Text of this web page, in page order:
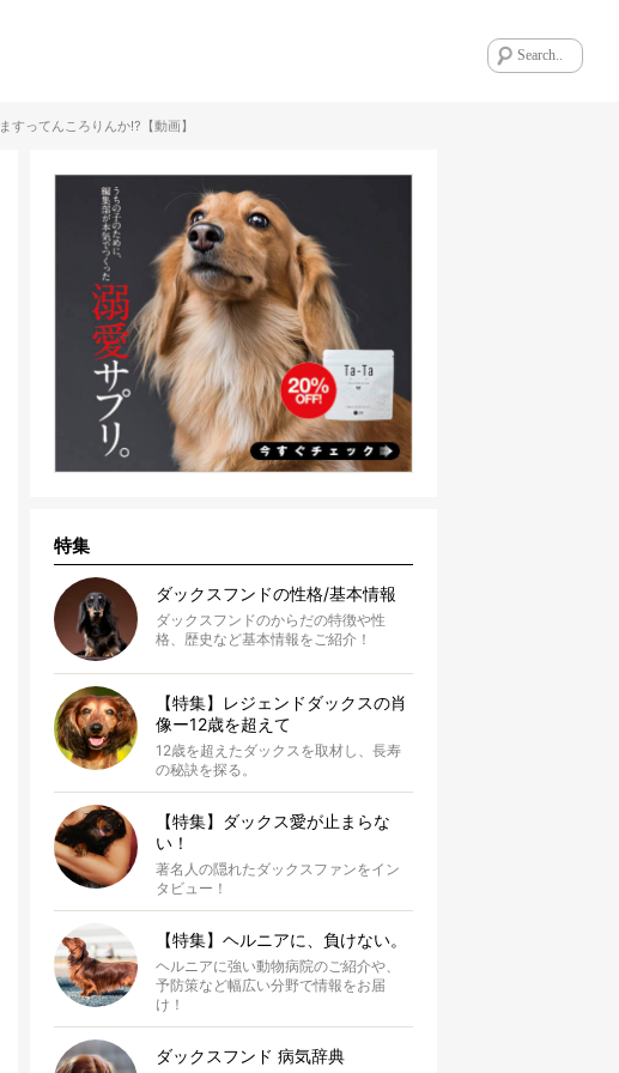
ってんころりんか!?【動画】
特集
ダックスフンドの性格/基本情報
ダックスフンドのからだの特徴や性
格、歴史など基本情報をご紹介！
【特集】レジェンドダックスの肖
像ー12歳を超えて
12歳を超えたダックスを取材し、長寿
の秘訣を探る。
【特集】ダックス愛が止まらな
い！
著名人の隠れたダックスファンをイン
タビュー！
【特集】ヘルニアに、負けない。
ヘルニアに強い動物病院のご紹介や、
予防策など幅広い分野で情報をお届
け！
ダックスフンド 病気辞典